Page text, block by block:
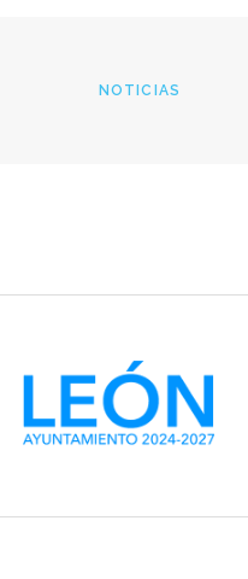
NOTICIAS